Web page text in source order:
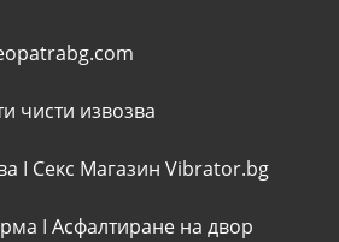
чисти извозва
I Секс Магазин Vibrator.bg
I Асфалтиране на двор